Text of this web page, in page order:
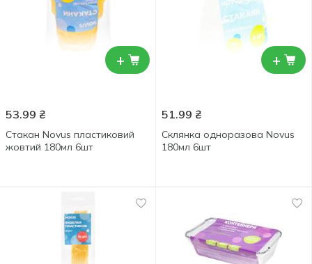
+
53.99 ₴
Стакан Novus пластиковий
жовтий 180мл 6шт
+
51.99 ₴
Склянка одноразова Novus
180мл 6шт